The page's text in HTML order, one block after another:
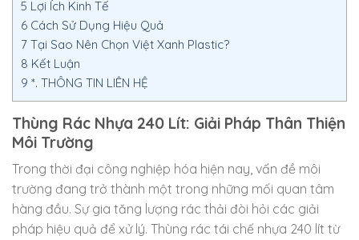
5 Lợi Ích Kinh Tế
6 Cách Sử Dụng Hiệu Quả
7 Tại Sao Nên Chọn Việt Xanh Plastic?
8 Kết Luận
9 *. THÔNG TIN LIÊN HỆ
Thùng Rác Nhựa 240 Lít: Giải Pháp Thân Thiện
Môi Trường
Trong thời đại công nghiệp hóa hiện nay, vấn đề môi
trường đang trở thành một trong những mối quan tâm
hàng đầu. Sự gia tăng lượng rác thải đòi hỏi các giải
pháp hiệu quả để xử lý. Thùng rác tái chế nhựa 240 lít từ